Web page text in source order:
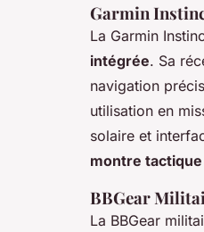
Garmin
La Garmin
intégrée. Sa
navigation
utilisation en
solaire et
montre
BBGear
La BBGear